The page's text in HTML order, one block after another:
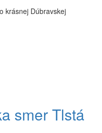
krásnej Dúbravskej
smer Tlstá